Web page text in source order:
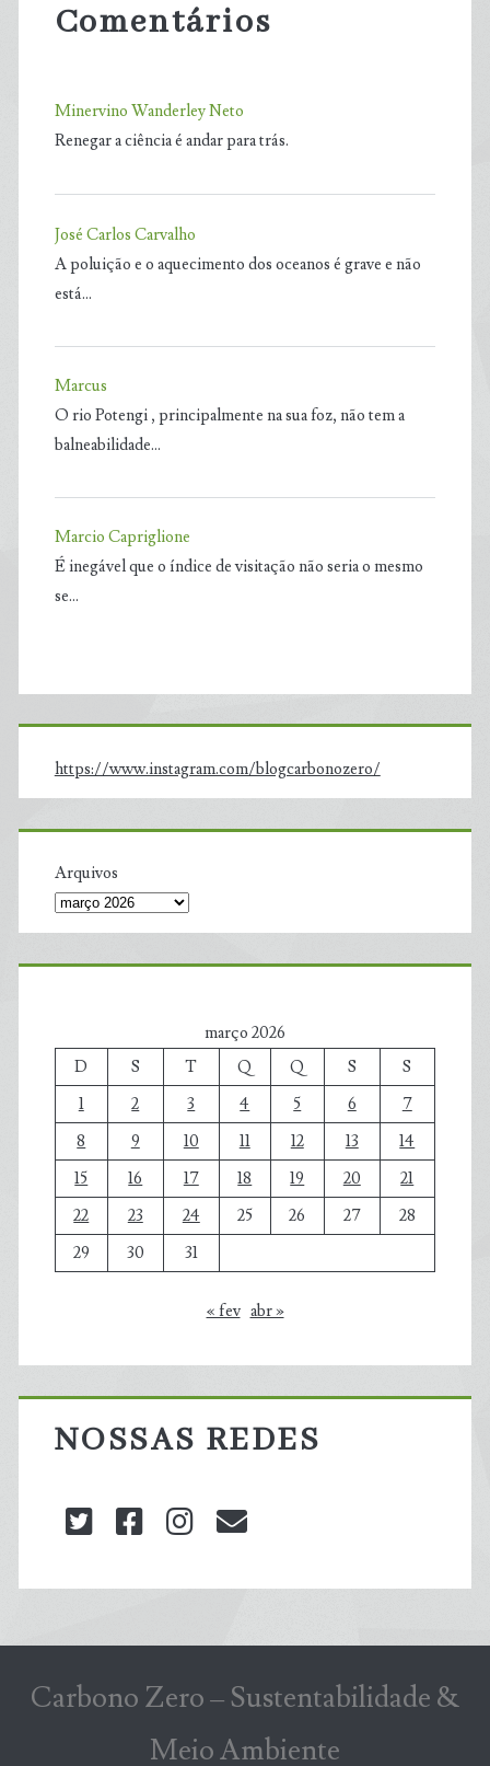
Comentários
Minervino Wanderley Neto
Renegar a ciência é andar para trás.
José Carlos Carvalho
A poluição e o aquecimento dos oceanos é grave e não
está…
Marcus
O rio Potengi , principalmente na sua foz, não tem a
balneabilidade…
Marcio Capriglione
É inegável que o índice de visitação não seria o mesmo
se…
https://www.instagram.com/blogcarbonozero/
Arquivos
março 2026
D
S T Q Q S
S
1
2 3 4 5 6
7
8
9 10 11 12 13
14
15
16 17 18 19 20
21
22
23 24 25 26 27
28
29
30 31
« fev abr »
NOSSAS REDES
twitterfacebookinstagram
Carbono Zero – Sustentabilidade &
Meio Ambiente